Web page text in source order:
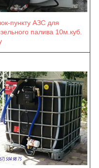
пункту АЗС для
палива 10м.куб.